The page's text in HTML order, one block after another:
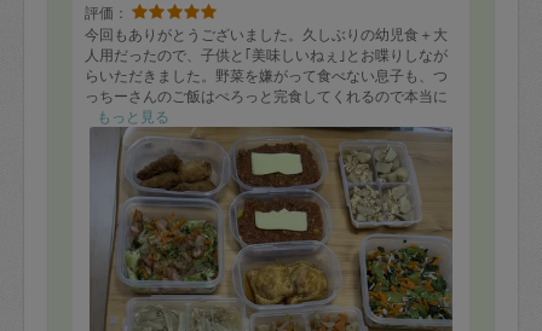
評価：
今回もありがとうございました。久しぶりの幼児食＋大
人用だったので、子供と｢美味しいねぇ｣とお喋りしなが
らいただきました。野菜を嫌がって食べない息子も、つ
っちーさんのご飯はぺろっと完食してくれるので本当に
助かります。いつも汁物がとても美味しく(特に我が家は
つっちーさんの作る味噌汁が大好きです)離乳食用に薄め
てだすと、下の子まで笑顔で完食でした。また次回もよ
ろしくお願いします！
もっと見る